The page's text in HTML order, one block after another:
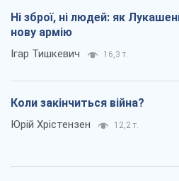
Ні зброї, ні людей: як
нову армію
Ігар Тишкевич 16,3 т.
Коли закінчиться війна?
Юрій Хрістензен 12,2 т.